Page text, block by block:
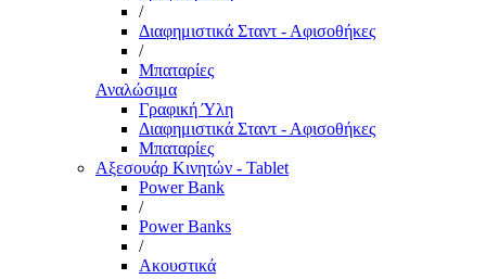
/
Διαφημιστικά Σταντ - Αφισοθήκες
/
Μπαταρίες
Αναλώσιμα
Γραφική Ύλη
Διαφημιστικά Σταντ - Αφισοθήκες
Μπαταρίες
Αξεσουάρ Κινητών - Tablet
Power Bank
/
Power Banks
/
Ακουστικά